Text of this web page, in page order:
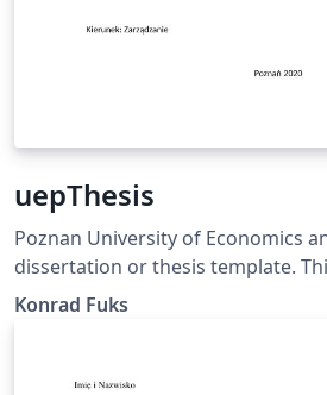
uepThesis
Poznan University of Economics
dissertation or thesis template.
template, satisfying the PUEB
Konrad Fuks